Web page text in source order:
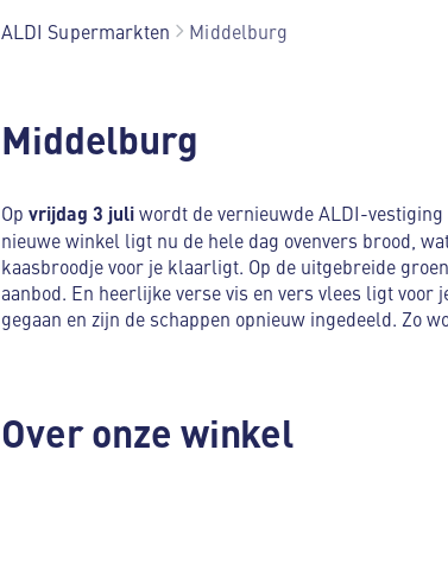
ALDI Supermarkten Middelburg
Middelburg
Op vrijdag 3 juliwordt de vernieuwde ALDI-vestiging
nieuwe winkel ligt nu de hele dag ovenvers brood,
kaasbroodje voor je klaarligt. Op de uitgebreide
aanbod. En heerlijke verse vis en vers vlees ligt
gegaan en zijn de schappen opnieuw ingedeeld. Zo
Over onze winkel